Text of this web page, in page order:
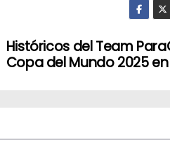
Históricos del Team
Copa del Mundo 2025